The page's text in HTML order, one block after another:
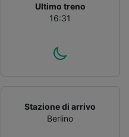
Ultimo treno
16:31
Stazione di arrivo
Berlino